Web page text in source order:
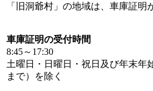
「旧洞爺村」の地域は、車庫証明
車庫証明の受付時間
8:45～17:30
土曜日・日曜日・祝日及び年末年
まで）を除く